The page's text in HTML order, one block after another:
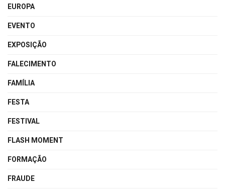
EUROPA
EVENTO
EXPOSIÇÃO
FALECIMENTO
FAMÍLIA
FESTA
FESTIVAL
FLASH MOMENT
FORMAÇÃO
FRAUDE